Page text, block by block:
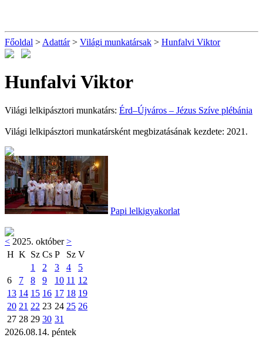
Főoldal > Adattár> Világi munkatársak > Hunfalvi Viktor
Hunfalvi Viktor
Világi lelkipásztori munkatárs: Érd–Újváros – Jézus Szíve plébánia
Világi lelkipásztori munkatársként megbizatásának kezdete: 2021.
Papi lelkigyakorlat
< 2025. október>
H K Sz Cs P Sz V
1
2 3 4
5
6
7 8 9 10 11 12
13 14 15 16 17 18 19
20 21 22 23 24 25 26
27 28 29 30 31
2026.08.14. péntek